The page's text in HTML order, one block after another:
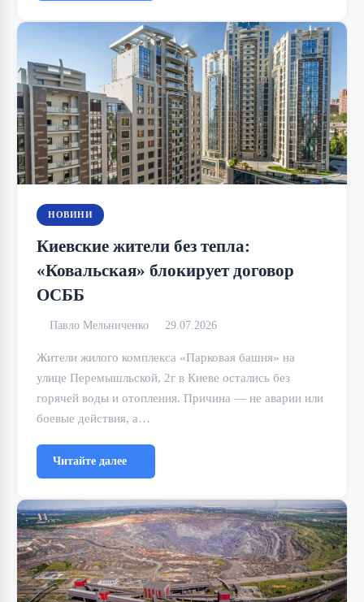
НОВИНИ
Киевские жители без тепла:
«Ковальская» блокирует договор
ОСББ
Павло Мельниченко 29.07.2026
Жители жилого комплекса «Парковая башня» на
улице Перемышльской, 2г в Киеве остались без
горячей воды и отопления. Причина — не аварии или
боевые действия, а…
Читайте далее